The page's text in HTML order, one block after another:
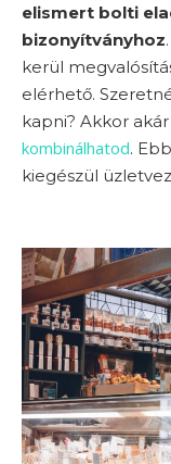
elismert bolti
bizonyítványhoz
kerül
elérhető.
kapni? Akkor akár
kombinálhatod.
kiegészül